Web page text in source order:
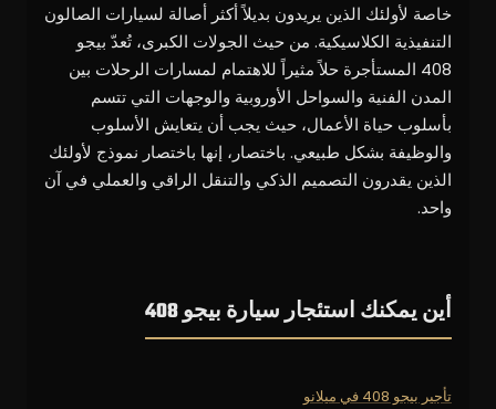
خاصة لأولئك الذين يريدون بديلاً أكثر أصالة لسيارات الصالون
التنفيذية الكلاسيكية. من حيث الجولات الكبرى، تُعدّ بيجو
408 المستأجرة حلاً مثيراً للاهتمام لمسارات الرحلات بين
المدن الفنية والسواحل الأوروبية والوجهات التي تتسم
بأسلوب حياة الأعمال، حيث يجب أن يتعايش الأسلوب
والوظيفة بشكل طبيعي. باختصار، إنها باختصار نموذج لأولئك
الذين يقدرون التصميم الذكي والتنقل الراقي والعملي في آن
واحد.
أين يمكنك استئجار سيارة بيجو 408
تأجير بيجو 408 في ميلانو